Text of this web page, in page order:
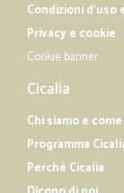
Condizioni d'uso
Privacy e cookie
Cookie banner
Cicalia
Chi siamo e
Programma
Perché Cicalia